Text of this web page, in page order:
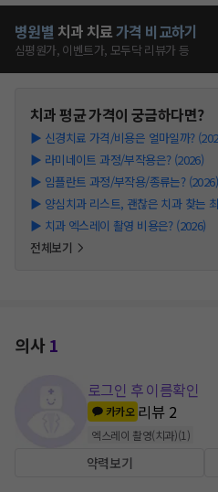
병원별 치과 치료가격 비교하기
심평원가, 이벤트가, 모두닥 리뷰가 등
치과평균 가격이 궁금하다면?
▶ 신경치료 가격/비용은 얼마일까?
▶ 라미네이트 과정/부작용은? (2026)
▶ 임플란트 과정/부작용/종류는? (2026)
▶ 양심치과 리스트, 괜찮은 치과 찾는
▶ 치과 엑스레이 촬영 비용은? (2026)
전체보기
의사1
로그인 후 이름확인
카카오 리뷰 2
엑스레이 촬영(치과)(1 )
약력보기